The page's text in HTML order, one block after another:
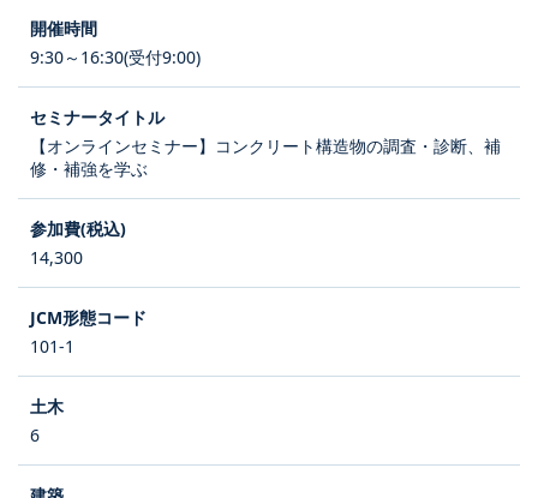
9:30～16:30(受付9:00)
【オンラインセミナー】コンクリート構造物の調査・診断、補
修・補強を学ぶ
14,300
101-1
6